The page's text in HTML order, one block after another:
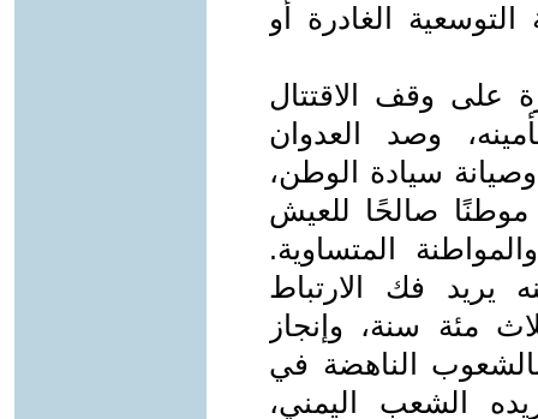
الغادرة أو
على وقف الاقتتال
وصد العدوان
سيادة الوطن،
موطنًا صالحًا للعيش
المتساوية.
يريد فك الارتباط
مئة سنة، وإنجاز
الناهضة في
الشعب اليمني،